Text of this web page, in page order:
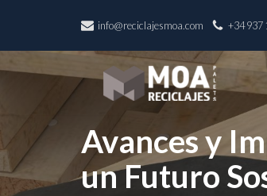
info@reciclajesmoa.com +34 937
Avances y
un Futuro